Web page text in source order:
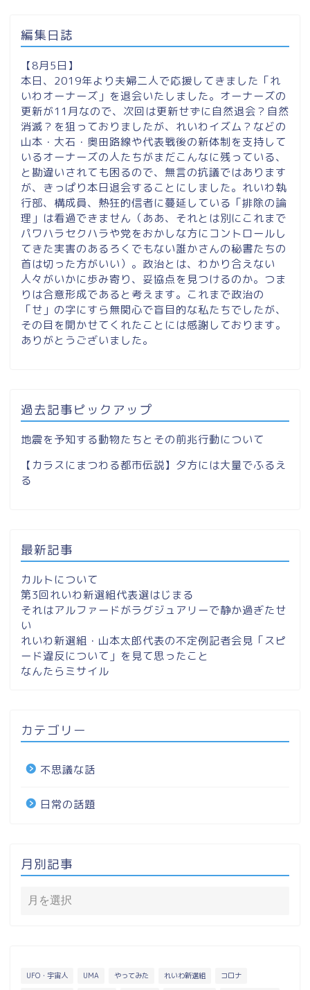
編集日誌
【8月5日】
本日、2019年より夫婦二人で応援してきました「れ
いわオーナーズ」を退会いたしました。オーナーズの
更新が11月なので、次回は更新せずに自然退会？自然
消滅？を狙っておりましたが、れいわイズム？などの
山本・大石・奥田路線や代表戦後の新体制を支持して
いるオーナーズの人たちがまだこんなに残っている、
と勘違いされても困るので、無言の抗議ではあります
が、きっぱり本日退会することにしました。れいわ執
行部、構成員、熱狂的信者に蔓延している「排除の論
理」は看過できません（ああ、それとは別にこれまで
パワハラセクハラや党をおかしな方にコントロールし
てきた実害のあるろくでもない誰かさんの秘書たちの
首は切った方がいい）。政治とは、わかり合えない
人々がいかに歩み寄り、妥協点を見つけるのか。つま
りは合意形成であると考えます。これまで政治の
「せ」の字にすら無関心で盲目的な私たちでしたが、
その目を開かせてくれたことには感謝しております。
ありがとうございました。
過去記事ピックアップ
地震を予知する動物たちとその前兆行動について
【カラスにまつわる都市伝説】夕方には大量でふるえ
る
最新記事
カルトについて
第3回れいわ新選組代表選はじまる
それはアルファードがラグジュアリーで静か過ぎたせ
い
れいわ新選組・山本太郎代表の不定例記者会見「スピ
ード違反について」を見て思ったこと
なんたらミサイル
カテゴリー
不思議な話
日常の話題
月別記事
UFO・宇宙人 UMA やってみた れいわ新選組 コロナ